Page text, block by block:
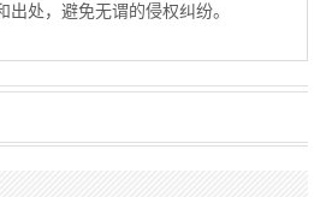
出处，避免无谓的侵权纠纷。